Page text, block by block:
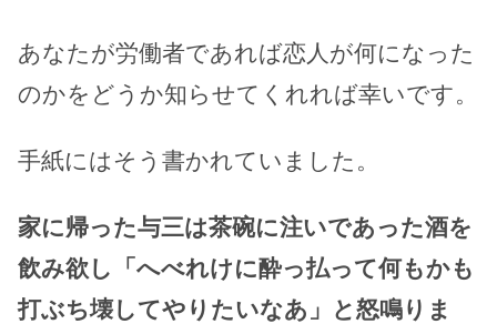
あなたが労働者であれば恋人が何になった
のかをどうか知らせてくれれば幸いです。
手紙にはそう書かれていました。
家に帰った与三は茶碗に注いであった酒を
飲み欲し「へべれけに酔っ払って何もかも
打ぶち壊してやりたいなあ」と怒鳴りま